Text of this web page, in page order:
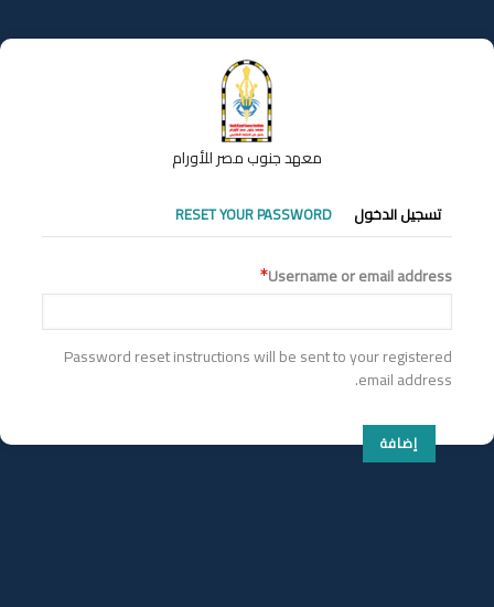
إلى
المحتوى
معهد جنوب مصر للأورام
التبويبات
الأساسية
تسجيل الدخول RESET YOUR PASSWORD
Username or email address
Password reset instructions will be sent to your registered
email address.